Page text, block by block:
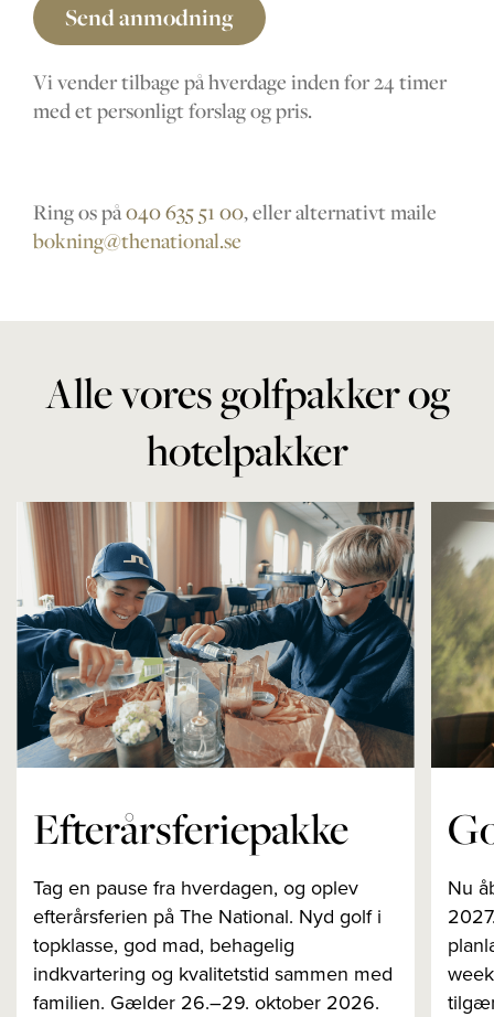
Send anmodning
Vi vender tilbage på hverdage inden for 24 timer
med et personligt forslag og pris.
Ring os på040 635 51 00, eller alternativt maile
bokning@thenational.se
Alle vores golfpakker og
hotelpakker
Efterårsferiepakke
Tag en pause fra hverdagen, og oplev
efterårsferien på The National. Nyd golf i
topklasse, god mad, behagelig
indkvartering og kvalitetstid sammen med
familien. Gælder 26.–29. oktober 2026.
Nu